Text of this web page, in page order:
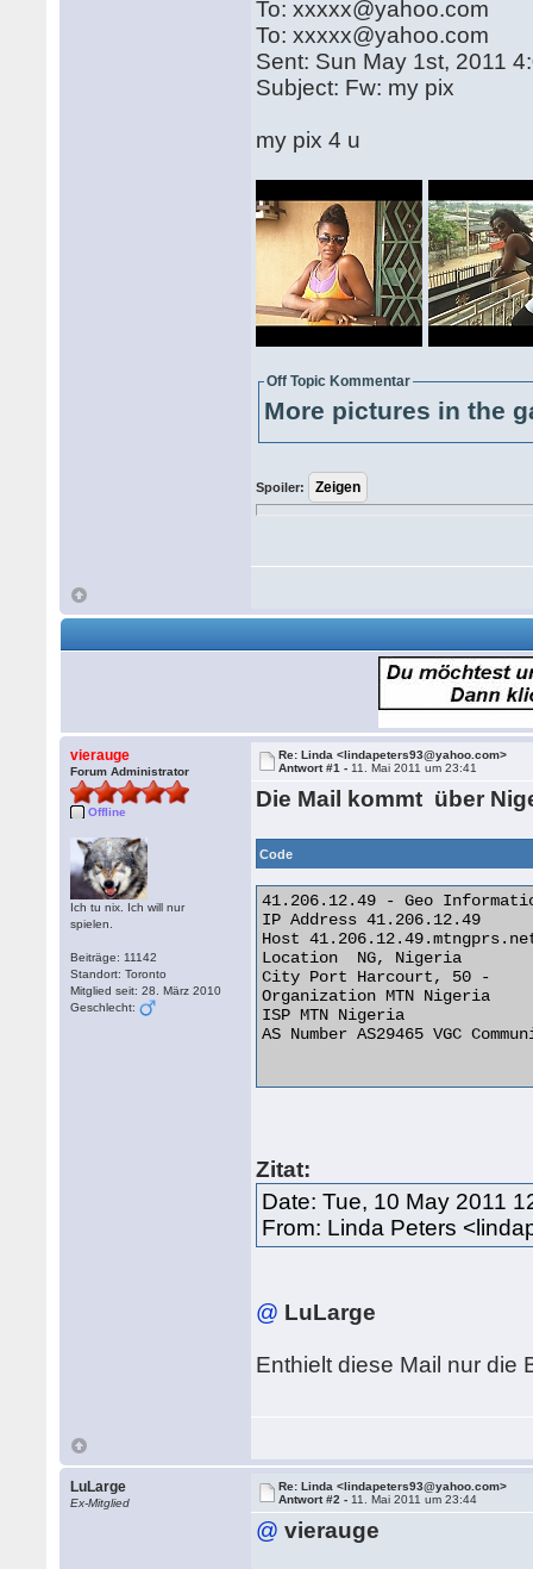
To: xxxxx@yahoo.com
To: xxxxx@yahoo.com
Sent: Sun May 1st, 2011
Subject: Fw: my pix
my pix 4 u
Off Topic Kommentar
More pictures in the
Spoiler:
vierauge
Forum Administrator
Offline
Ich tu nix. Ich will nur
spielen.
Beiträge: 11142
Standort: Toronto
Mitglied seit: 28. März 2010
Geschlecht:
Re: Linda <lindapeters93@yahoo.com>
Antwort #1 - 11. Mai 2011 um 23:41
Die Mail kommt über
Code
41.206.12.49 - Geo
IP Address 41.206.12.49
Host
Location  NG, Nigeria
City Port Harcourt, 50 -
Organization MTN Nigeria
ISP MTN Nigeria
AS Number AS29465 VGC
Zitat:
Date: Tue, 10 May 2011
From: Linda Peters
@ LuLarge
Enthielt diese Mail nur die
LuLarge
Ex-Mitglied
Re: Linda <lindapeters93@yahoo.com>
Antwort #2 - 11. Mai 2011 um 23:44
@ vierauge